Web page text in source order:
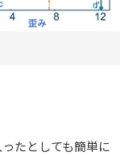
たとしても簡単に